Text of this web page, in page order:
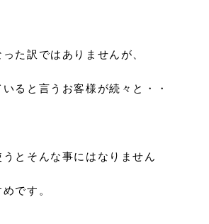
た訳ではありませんが、
ると言うお客様が続々と・・
とそんな事にはなりません
です。